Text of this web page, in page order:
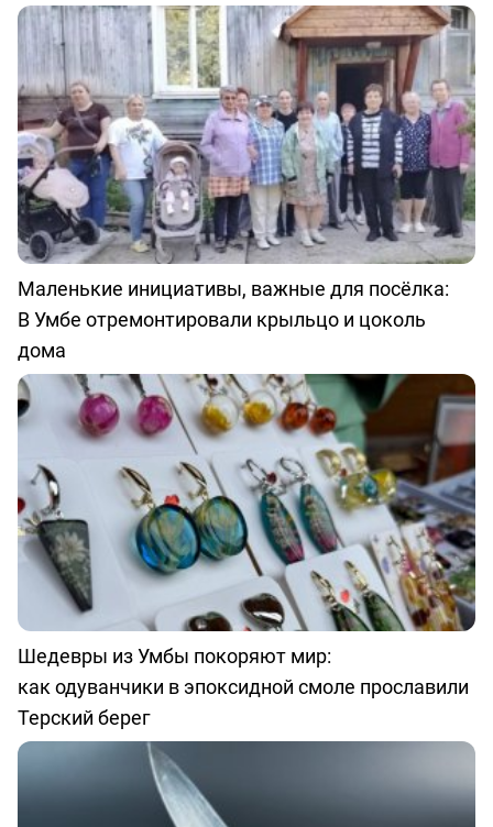
Маленькие инициативы, важные для посёлка:
В Умбе отремонтировали крыльцо и цоколь
дома
Шедевры из Умбы покоряют мир:
как одуванчики в эпоксидной смоле прославили
Терский берег